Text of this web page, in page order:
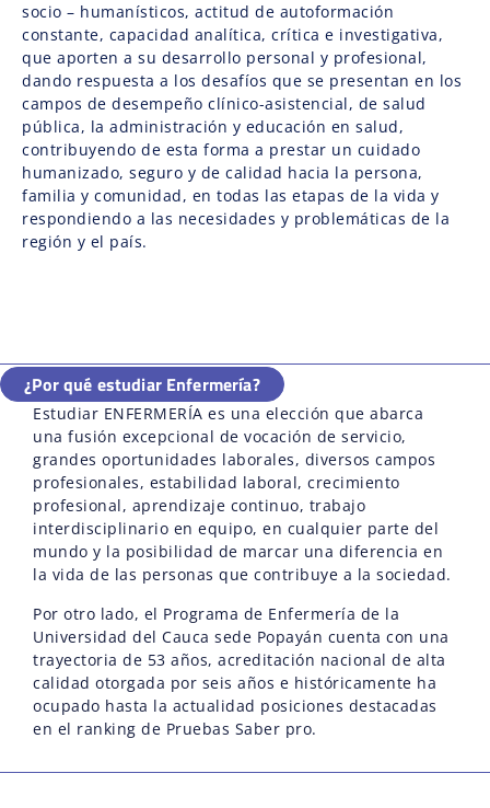
socio – humanísticos, actitud de autoformación
constante, capacidad analítica, crítica e investigativa,
que aporten a su desarrollo personal y profesional,
dando respuesta a los desafíos que se presentan en los
campos de desempeño clínico-asistencial, de salud
pública, la administración y educación en salud,
contribuyendo de esta forma a prestar un cuidado
humanizado, seguro y de calidad hacia la persona,
familia y comunidad, en todas las etapas de la vida y
respondiendo a las necesidades y problemáticas de la
región y el país.
¿Por qué estudiar Enfermería?
Estudiar ENFERMERÍA es una elección que abarca
una fusión excepcional de vocación de servicio,
grandes oportunidades laborales, diversos campos
profesionales, estabilidad laboral, crecimiento
profesional, aprendizaje continuo, trabajo
interdisciplinario en equipo, en cualquier parte del
mundo y la posibilidad de marcar una diferencia en
la vida de las personas que contribuye a la sociedad.
Por otro lado, el Programa de Enfermería de la
Universidad del Cauca sede Popayán cuenta con una
trayectoria de 53 años, acreditación nacional de alta
calidad otorgada por seis años e históricamente ha
ocupado hasta la actualidad posiciones destacadas
en el ranking de Pruebas Saber pro.